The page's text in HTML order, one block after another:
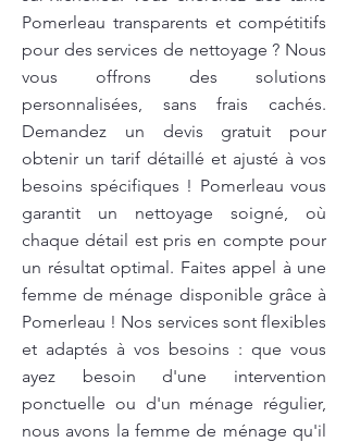
Pomerleau transparents et compétitifs
pour des services de nettoyage ? Nous
vous offrons des solutions
personnalisées, sans frais cachés.
Demandez un devis gratuit pour
obtenir un tarif détaillé et ajusté à vos
besoins spécifiques ! Pomerleau vous
garantit un nettoyage soigné, où
chaque détail est pris en compte pour
un résultat optimal. Faites appel à une
femme de ménage disponible grâce à
Pomerleau ! Nos services sont flexibles
et adaptés à vos besoins : que vous
ayez besoin d'une intervention
ponctuelle ou d'un ménage régulier,
nous avons la femme de ménage qu'il